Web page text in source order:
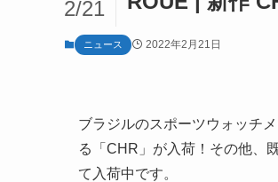
2/21
ニュース 2022年2月21日
ブラジルのスポーツウォッチ
る「CHR」が入荷！その他、
て入荷中です。